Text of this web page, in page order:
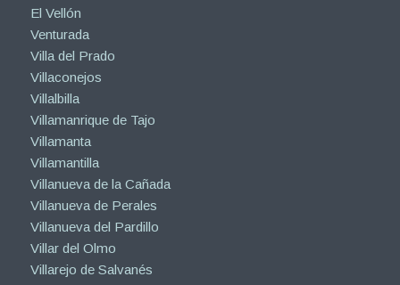
El Vellón
Venturada
Villa del Prado
Villaconejos
Villalbilla
Villamanrique de Tajo
Villamanta
Villamantilla
Villanueva de la Cañada
Villanueva de Perales
Villanueva del Pardillo
Villar del Olmo
Villarejo de Salvanés